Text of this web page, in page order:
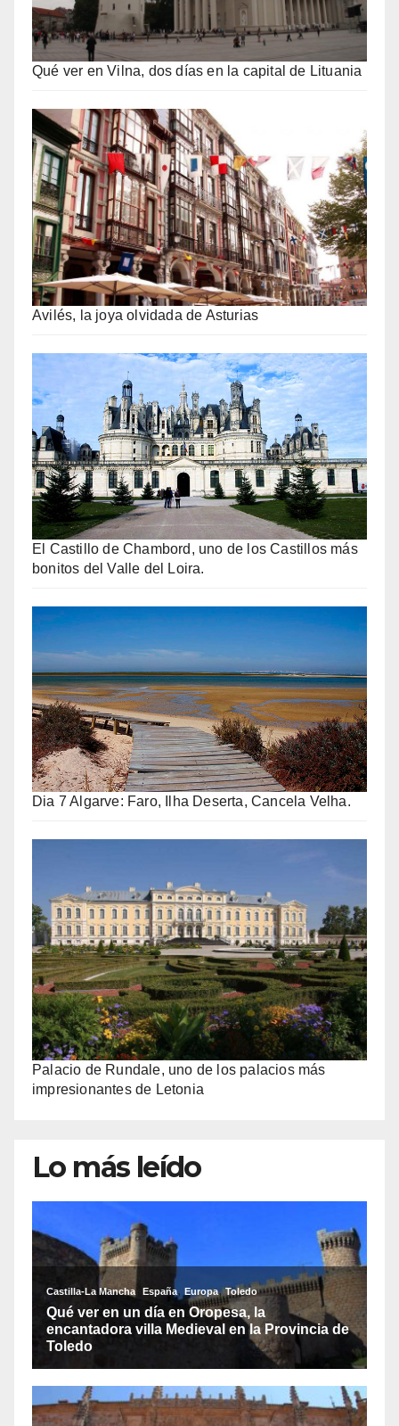
Qué ver en Vilna, dos días en la capital de Lituania
Avilés, la joya olvidada de Asturias
El Castillo de Chambord, uno de los Castillos más
bonitos del Valle del Loira.
Dia 7 Algarve: Faro, Ilha Deserta, Cancela Velha.
Palacio de Rundale, uno de los palacios más
impresionantes de Letonia
Lo más leído